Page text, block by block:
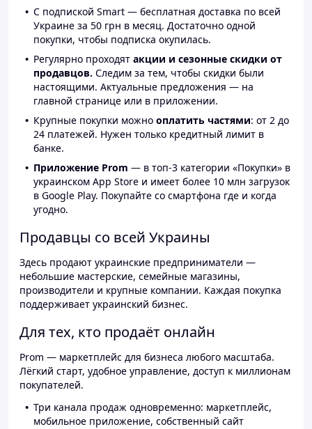
С подпиской Smart — бесплатная доставка по всей
Украине за 50 грн в месяц. Достаточно одной
покупки, чтобы подписка окупилась.
Регулярно проходят акции и сезонные скидки от
продавцов. Следим за тем, чтобы скидки были
настоящими. Актуальные предложения — на
главной странице или в приложении.
Крупные покупки можно оплатить частями: от 2 до
24 платежей. Нужен только кредитный лимит в
банке.
Приложение Prom — в топ-3 категории «Покупки» в
украинском App Store и имеет более 10 млн загрузок
в Google Play. Покупайте со смартфона где и когда
угодно.
Продавцы со всей Украины
Здесь продают украинские предприниматели —
небольшие мастерские, семейные магазины,
производители и крупные компании. Каждая покупка
поддерживает украинский бизнес.
Для тех, кто продаёт онлайн
Prom — маркетплейс для бизнеса любого масштаба.
Лёгкий старт, удобное управление, доступ к миллионам
покупателей.
Три канала продаж одновременно: маркетплейс,
мобильное приложение, собственный сайт